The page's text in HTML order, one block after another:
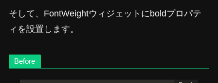
そして、FontWeightウィジェットにboldプロパテ
ィを設置します。
Before